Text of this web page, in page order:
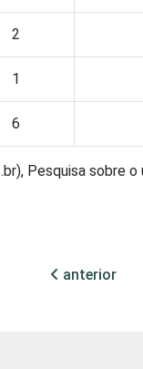
2
1
6
Pesquisa sobre o
anterior